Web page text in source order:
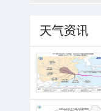
天气资讯